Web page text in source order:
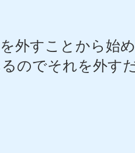
外すことから始
のでそれを外す